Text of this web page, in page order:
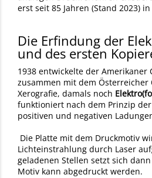
erst seit 85 Jahren (Stand 2023) in
Die Erfindung der
und des ersten
1938 entwickelte der Amerikaner
zusammen mit dem Österreicher
Xerografie, damals noch
funktioniert nach dem Prinzip
positiven und negativen
Die Platte mit dem Druckmotiv
Lichteinstrahlung durch Laser
geladenen Stellen setzt sich
Motiv kann abgedruckt werden.